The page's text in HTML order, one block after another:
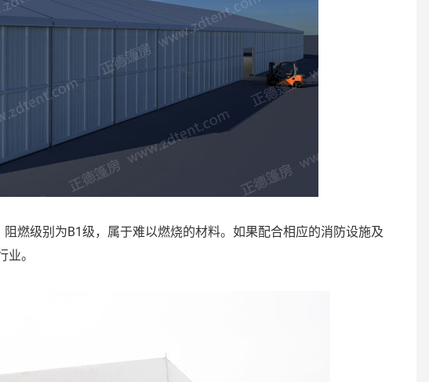
阻燃级别为B1级，属于难以燃烧的材料。如果配合相应的消防设施及
。